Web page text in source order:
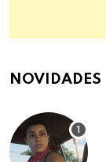
NOVIDADES